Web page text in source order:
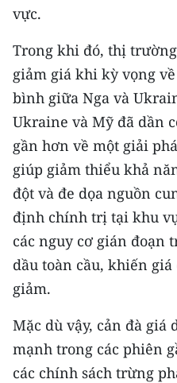
Chuyên trang Hà Nội
Chuyên trang TP. Hồ
CHUYÊN ĐỀ
CÁC CHUYÊN TRANG
VỀ BÁO NHÂN DÂN
THỜI NAY
NHÂN DÂN CUỐI TUẦN
NHÂN DÂN HẰNG THÁNG
MUA BÁO
ĐỌC BÁO IN
vực.
Trong khi đó, thị
giảm giá khi kỳ vọng
bình giữa Nga và
Ukraine và Mỹ đã dần
gần hơn về một giải
giúp giảm thiểu khả
đột và đe dọa nguồn
định chính trị tại khu
các nguy cơ gián đoạn
dầu toàn cầu, khiến
giảm.
Mặc dù vậy, cản đà giá
mạnh trong các phiên
các chính sách trừng